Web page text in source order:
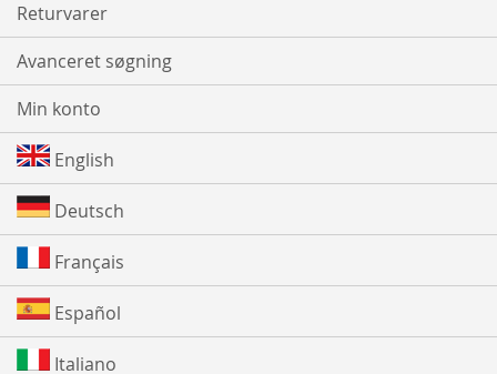
Returvarer
Avanceret søgning
Min konto
English
Deutsch
Français
Español
Italiano